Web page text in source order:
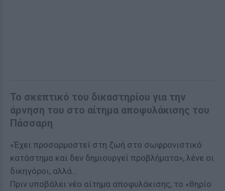
Το σκεπτικό του δικαστηρίου για την
άρνηση του στο αίτημα αποφυλάκισης του
Πάσσαρη
«Έχει προσαρμοστεί στη ζωή στο σωφρονιστικό
κατάστημα και δεν δημιουργεί προβλήματα», λένε οι
δικηγόροι, αλλά…
Πριν υποβάλει νέο αίτημα αποφυλάκισης, το «θηρίο